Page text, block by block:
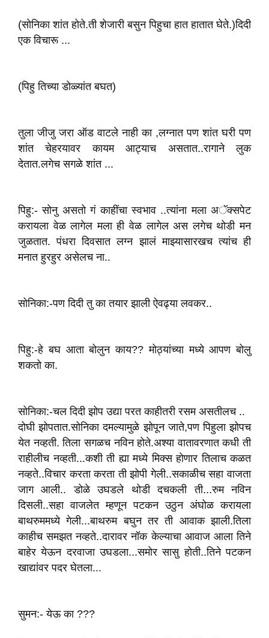
(सोनिका शांत होते.ती शेजारी बसुन पिहुचा हात हातात घेते.)दिदी
एक विचारू ...
(पिहु तिच्या डोळ्यांत‌ बघत)
तुला जीजु जरा ऑड वाटले नाही का ,लग्नात पण शांत‌ घरी पण
शांत चेहरयाव‌र कायम‌‌ आट्याच असतात..रागाने लुक
देतात.‌लगेच सगळे शांत ...
पिहु:- सोनु असतो गं काहींचा स्वभाव ..त्यांना मला अॅक्सपेट
करायला वेळ लागेल मला ही वेळ लागेल अस लगेच थोडी मन
जुळतात. पंधरा दिवसात लग्न झालं माझ्यासारखच त्यांच ही
मनात हुरहुर असेलच ना..
सोनिका:-पण दिदी तु का तयार झाली ऐवढ्या लवकर..
पिहु:-हे बघ आता बोलुन काय?? मोठ्यांच्या मध्ये आपण बोलु
शकतो का.
सोनिका:-चल‌ दिदी झोप उद्या परत काहीतरी रसम असतीलच ..
दोघी झोपतात.सोनिका दमल्यामुळे झोपून जाते,पण पिहुला झोपच
‌येत नव्हती. तिला सगळच नविन होते.अश्या वातावरणात कधी ती
राहीलीच नव्हती...कशी ती ह्या मध्ये मिक्स होणार तिलाच कळत
नव्हते..विचार करता करता ती झोपी गेली..सकाळीच सहा वाजता
जाग आली.. डोळे उघडले थोडी दचकली ती...रुम नविन
दिसली..सहा वाजलेत म्हणून पटकन उठुन अंघोळ करायला
बाथरुममध्ये गेली...बाथरुम बघुन त‌र‌ ती आवाक झाली.तिला
काहीच समझत नव्हते..दाराव‌र नॉक केल्याचा आवाज आला तिने
बाहेर येऊन दरवाजा उघडला...समोर सासु होती..तिने पटकन
खाद्यांवर‌ पदर‌ घेतला...
सुमन:- येऊ का ???